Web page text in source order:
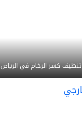
تنظيف كسر الرخام في الرياض